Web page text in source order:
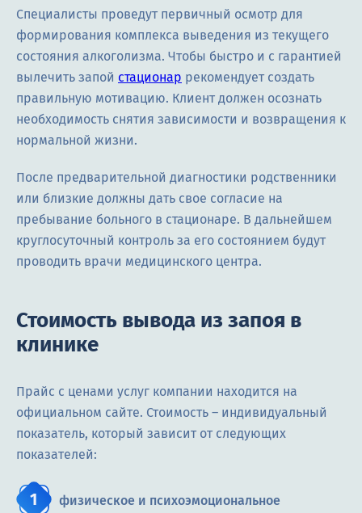
Специалисты проведут первичный осмотр для
формирования комплекса выведения из текущего
состояния алкоголизма. Чтобы быстро и с гарантией
вылечить запой стационар рекомендует создать
правильную мотивацию. Клиент должен осознать
необходимость снятия зависимости и возвращения к
нормальной жизни.
После предварительной диагностики родственники
или близкие должны дать свое согласие на
пребывание больного в стационаре. В дальнейшем
круглосуточный контроль за его состоянием будут
проводить врачи медицинского центра.
Стоимость вывода из запоя в
клинике
Прайс с ценами услуг компании находится на
официальном сайте. Стоимость – индивидуальный
показатель, который зависит от следующих
показателей:
физическое и психоэмоциональное